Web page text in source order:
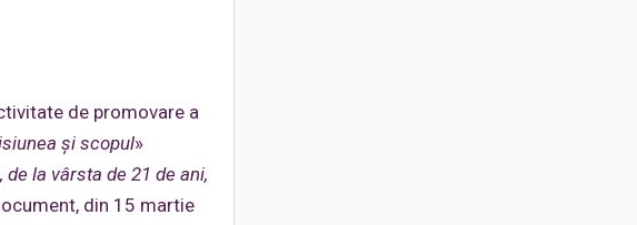
de promovare a
și scopul»
la vârsta de 21 de ani,
din 15 martie